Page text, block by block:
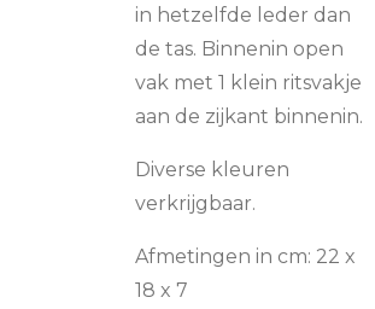
in hetzelfde leder dan
de tas. Binnenin open
vak met 1 klein ritsvakje
aan de zijkant binnenin.
Diverse kleuren
verkrijgbaar.
Afmetingen in cm: 22 x
18 x 7